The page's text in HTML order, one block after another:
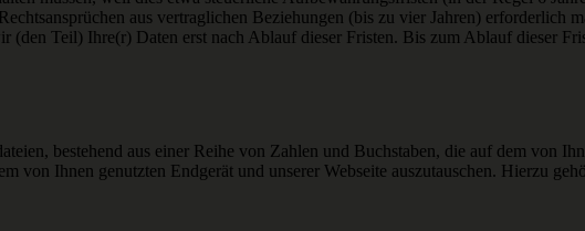
aus vertraglichen Beziehungen (bis zu vier Jahren) erforderlich
(den Teil) Ihre(r) Daten erst nach Ablauf dieser Fristen. Bis zum Ablauf dieser
bestehend aus einer Reihe von Zahlen und Buchstaben, die auf dem von
von Ihnen genutzten Endgerät und unserer Webseite auszutauschen. Hierzu